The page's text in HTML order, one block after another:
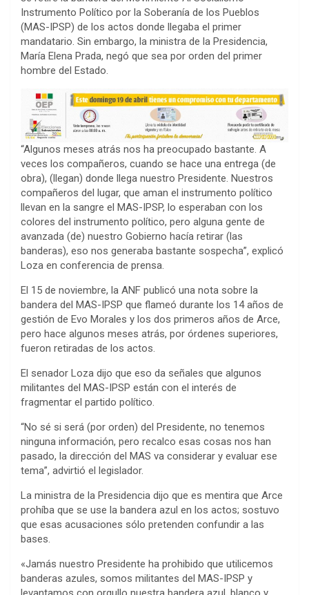
Instrumento Político por la Soberanía de los Pueblos
(MAS-IPSP) de los actos donde llegaba el primer
mandatario. Sin embargo, la ministra de la Presidencia,
María Elena Prada, negó que sea por orden del primer
hombre del Estado.
“Algunos meses atrás nos ha preocupado bastante. A
veces los compañeros, cuando se hace una entrega (de
obra), (llegan) donde llega nuestro Presidente. Nuestros
compañeros del lugar, que aman el instrumento político
llevan en la sangre el MAS-IPSP, lo esperaban con los
colores del instrumento político, pero alguna gente de
avanzada (de) nuestro Gobierno hacía retirar (las
banderas), eso nos generaba bastante sospecha”, explicó
Loza en conferencia de prensa.
El 15 de noviembre, la ANF publicó una nota sobre la
bandera del MAS-IPSP que flameó durante los 14 años de
gestión de Evo Morales y los dos primeros años de Arce,
pero hace algunos meses atrás, por órdenes superiores,
fueron retiradas de los actos.
El senador Loza dijo que eso da señales que algunos
militantes del MAS-IPSP están con el interés de
fragmentar el partido político.
“No sé si será (por orden) del Presidente, no tenemos
ninguna información, pero recalco esas cosas nos han
pasado, la dirección del MAS va considerar y evaluar ese
tema”, advirtió el legislador.
La ministra de la Presidencia dijo que es mentira que Arce
prohíba que se use la bandera azul en los actos; sostuvo
que esas acusaciones sólo pretenden confundir a las
bases.
«Jamás nuestro Presidente ha prohibido que utilicemos
banderas azules, somos militantes del MAS-IPSP y